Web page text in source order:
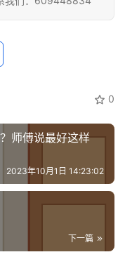
0
师傅说最好这样
2023年10月1日 14:23:02
下一篇